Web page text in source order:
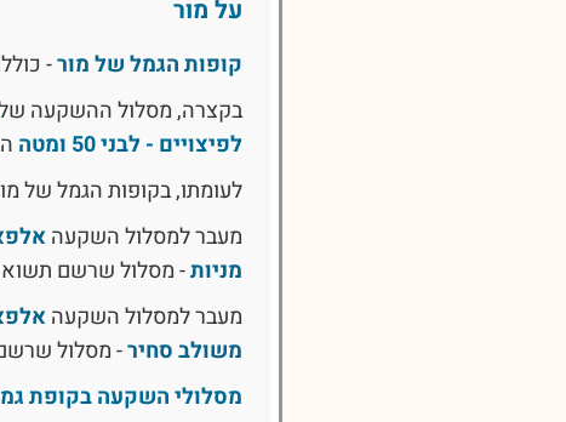
על מור
קופות הגמל של מור-
בקצרה, מסלול ההשקעה
לפיצויים - לבני 50 ומטה
לעומתו, בקופות הגמל של
מעבר למסלול השקעה
מניות- מסלול שרשם
מעבר למסלול השקעה
משולב סחיר- מסלול
מסלולי השקעה בקופת